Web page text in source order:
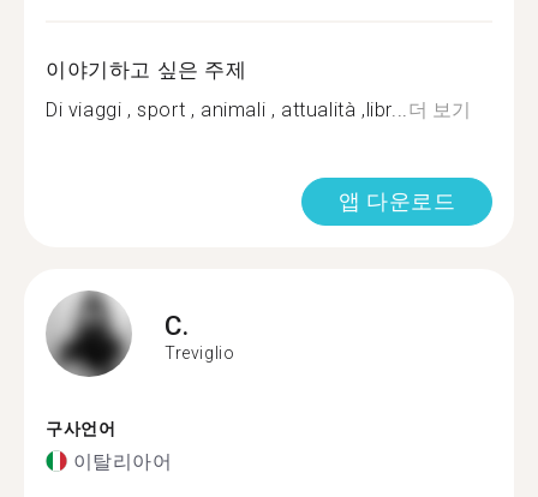
이야기하고 싶은 주제
Di viaggi , sport , animali , attualità ,libr...더 보기
앱 다운로드
C.
Treviglio
구사언어
이탈리아어